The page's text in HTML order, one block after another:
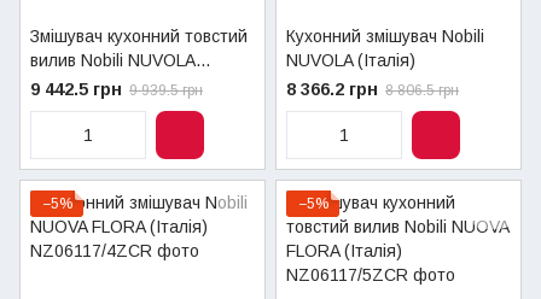
Змішувач кухонний товстий
вилив Nobili NUVOLA
(Італія)
9 442.5 грн 9 939.5 грн
Кухонний змішувач Nobili
NUVOLA (Італія)
8 366.2 грн 8 806.5 грн
−5% −5%